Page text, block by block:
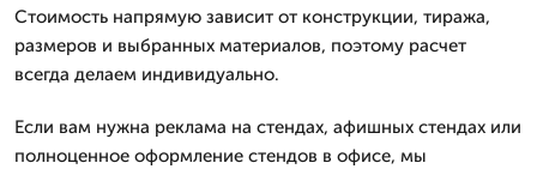
Стоимость напрямую зависит от конструкции, тиража,
размеров и выбранных материалов, поэтому расчет
всегда делаем индивидуально.
Если вам нужна реклама на стендах, афишных стендах или
полноценное оформление стендов в офисе, мы